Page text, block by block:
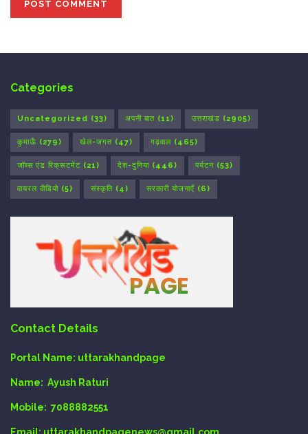
Categories
Uncategorized (33) अपनी बात (11) उत्तराखंड (2905)
कुमाऊँ (279) खेल-जगत (47) गढ़वाल (465)
जॉब्स एंड रिक्रूटमेंट (21) देश-दुनिया (446) पर्यटन (53)
वायरल वीडियो (5) संस्कृति (4) सरकारी योजनाएँ (6)
Contact Details
Portal Name: uttarakhandpage
Name: Ayush Raturi
Mobile: 7088882551